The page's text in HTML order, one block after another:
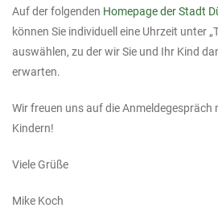
Auf der folgenden Homepage der Stadt
können Sie individuell eine Uhrzeit unter
auswählen, zu der wir Sie und Ihr Kind
erwarten.
Wir freuen uns auf die Anmeldegespräch
Kindern!
Viele Grüße
Mike Koch